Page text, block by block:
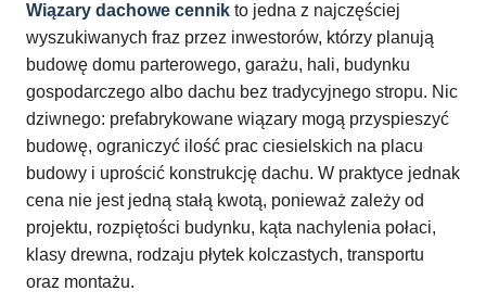
Wiązary dachowe cennik to jedna z najczęściej
wyszukiwanych fraz przez inwestorów, którzy planują
budowę domu parterowego, garażu, hali, budynku
gospodarczego albo dachu bez tradycyjnego stropu. Nic
dziwnego: prefabrykowane wiązary mogą przyspieszyć
budowę, ograniczyć ilość prac ciesielskich na placu
budowy i uprościć konstrukcję dachu. W praktyce jednak
cena nie jest jedną stałą kwotą, ponieważ zależy od
projektu, rozpiętości budynku, kąta nachylenia połaci,
klasy drewna, rodzaju płytek kolczastych, transportu
oraz montażu.